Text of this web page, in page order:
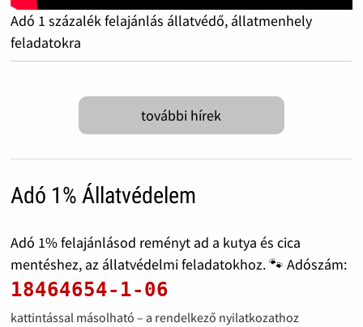
Adó 1 százalék felajánlás állatvédő, állatmenhely
feladatokra
további hírek
Adó 1% Állatvédelem
Adó 1% felajánlásod reményt ad a kutya és cica
mentéshez, az állatvédelmi feladatokhoz. 🐾 Adószám:
18464654-1-06
kattintással másolható – a rendelkező nyilatkozathoz